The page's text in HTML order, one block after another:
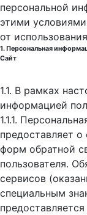
персональной
этими
от
1. Персональная
Сайт
1.1. В рамках
информацией
1.1.1.
предоставляет о
форм обратной
пользователя.
сервисов
специальным